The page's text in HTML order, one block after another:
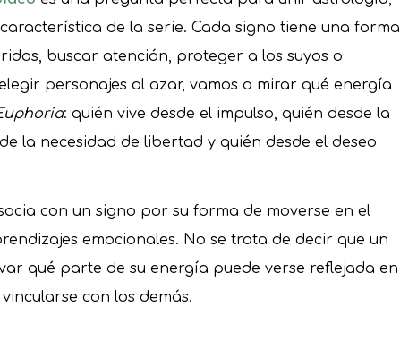
de la serie. Cada signo tiene una forma
buscar atención, proteger a los suyos o
personajes al azar, vamos a mirar qué energía
: quién vive desde el impulso, quién desde la
la necesidad de libertad y quién desde el deseo
con un signo por su forma de moverse en el
emocionales. No se trata de decir que un
qué parte de su energía puede verse reflejada en
con los demás.